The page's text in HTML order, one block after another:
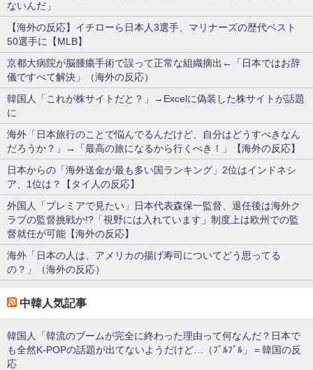
ないんだ」
【海外の反応】イチローら日本人3選手、マリナーズの歴代ベスト
50選手に【MLB】
京都大病院が脳腫瘍手術で誤って正常な組織摘出←「日本ではお辞
儀ですべて解決」（海外の反応）
韓国人「これが株サイトだと？」→Excelに偽装した株サイトが話題
に
海外「日本旅行のことで悩んでるんだけど、自分はどうすべきなん
だろうか？」→「最高の旅になるから行くべき！」【海外の反応】
日本からの「海外送金が最も多い国ランキング」2位はインドネシ
ア、1位は？【タイ人の反応】
外国人「プレミアで見たい」日本代表森保一監督、退任後は海外ク
ラブの監督挑戦か!?「視野には入れています」制度上は欧州での監
督就任が可能【海外の反応】
海外「日本の人は、アメリカの揚げ寿司についてどう思ってる
の？」（海外の反応）
中韓人気記事
韓国人「韓流のブームが完全に終わった理由って何なんだ？日本で
も全然K-POPの話題が出てないようだけど…（ﾌﾞﾙﾌﾞﾙ」＝韓国の反
応